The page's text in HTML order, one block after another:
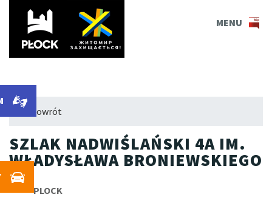
MENU
← Powrót
SZLAK NADWIŚLAŃSKI 4A IM.
WŁADYSŁAWA BRONIEWSKIEGO
PLOCK